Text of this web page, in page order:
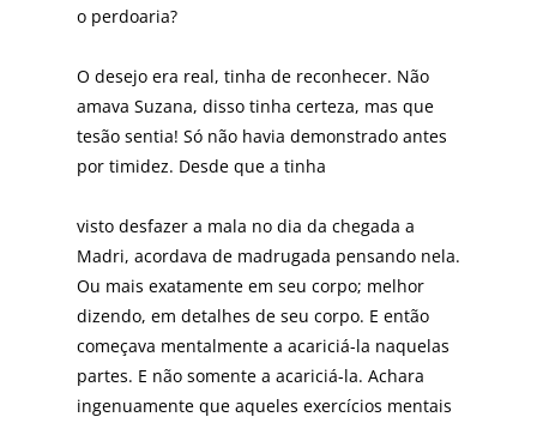
o perdoaria?
O desejo era real, tinha de reconhecer. Não
amava Suzana, disso tinha certeza, mas que
tesão sentia! Só não havia demonstrado antes
por timidez. Desde que a tinha
visto desfazer a mala no dia da chegada a
Madri, acordava de madrugada pensando nela.
Ou mais exatamente em seu corpo; melhor
dizendo, em detalhes de seu corpo. E então
começava mentalmente a acariciá-la naquelas
partes. E não somente a acariciá-la. Achara
ingenuamente que aqueles exercícios mentais